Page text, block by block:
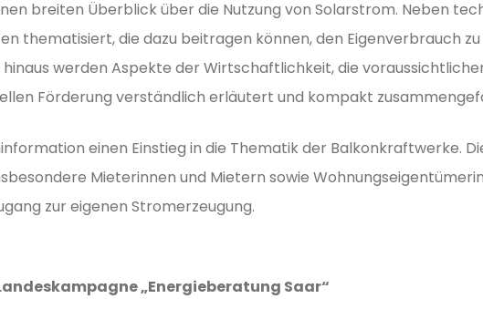
breiten Überblick über die Nutzung von Solarstrom. Neben
thematisiert, die dazu beitragen können, den Eigenverbrauch
werden Aspekte der Wirtschaftlichkeit, die
Förderung verständlich erläutert und kompakt
einen Einstieg in die Thematik der Balkonkraftwerke.
Mieterinnen und Mietern sowie
zur eigenen Stromerzeugung.
„Energieberatung Saar“